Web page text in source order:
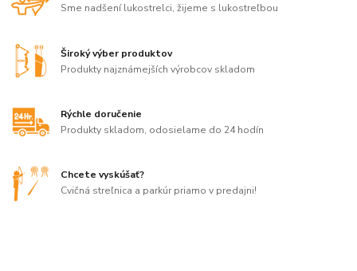
Sme nadšení lukostrelci, žijeme s lukostreľbou
Široký výber produktov
Produkty najznámejších výrobcov skladom
Rýchle doručenie
Produkty skladom, odosielame do 24 hodín
Chcete vyskúšať?
Cvičná streľnica a parkúr priamo v predajni!